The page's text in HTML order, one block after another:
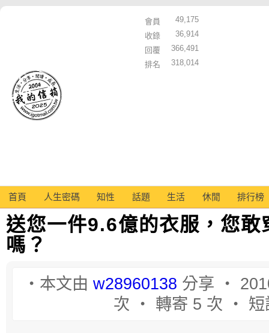
會員
49,175
收錄
36,914
回覆
366,491
排名
318,014
首頁 人生密碼 知性 話題 生活 休閒 排行榜
送您一件9.6億的衣服，您敢
嗎？
‧本文由 w28960138 分享 ‧
次 ‧ 轉寄 5 次 ‧